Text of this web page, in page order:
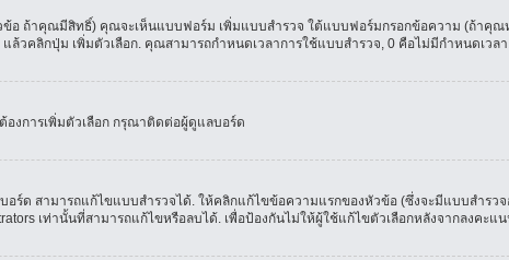
อ ถ้าคุณมีสิทธิ์) คุณจะเห็นแบบฟอร์ม เพิ่มแบบสำรวจ ใต้แบบฟอร์มกรอกข้อความ (ถ้าคุ
ล้วคลิกปุ่ม เพิ่มตัวเลือก. คุณสามารถกำหนดเวลาการใช้แบบสำรวจ, 0 คือไม่มีกำหนดเวล
งการเพิ่มตัวเลือก กรุณาติดต่อผู้ดูแลบอร์ด
ร์ด สามารถแก้ไขแบบสำรวจได้. ให้คลิกแก้ไขข้อความแรกของหัวข้อ (ซึ่งจะมีแบบสำร
เท่านั้นที่สามารถแก้ไขหรือลบได้. เพื่อป้องกันไม่ให้ผู้ใช้แก้ไขตัวเลือกหลังจากลงคะแ